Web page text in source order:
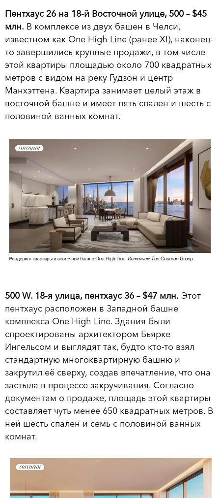
Пентхаус 26 на 18-й Восточной улице, 500 – $45
млн. В комплексе из двух башен в Челси,
известном как One High Line (ранее XI), наконец-
то завершились крупные продажи, в том числе
этой квартиры площадью около 700 квадратных
метров с видом на реку Гудзон и центр
Манхэттена. Квартира занимает целый этаж в
восточной башне и имеет пять спален и шесть с
половиной ванных комнат.
500 W. 18-я улица, пентхаус 36 – $47 млн. Этот
пентхаус расположен в Западной башне
комплекса One High Line. Здания были
спроектированы архитектором Бьярке
Ингельсом и выглядят так, будто кто-то взял
стандартную многоквартирную башню и
закрутил её сверху, создав впечатление, что она
застыла в процессе закручивания. Согласно
документам о продаже, площадь этой квартиры
составляет чуть менее 650 квадратных метров. В
ней шесть спален и семь с половиной ванных
комнат.